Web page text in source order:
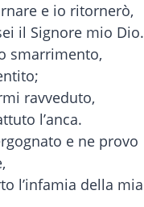
e io ritornerò,
il Signore mio Dio.
smarrimento,
ravveduto,
l’anca.
e ne provo
l’infamia della mia